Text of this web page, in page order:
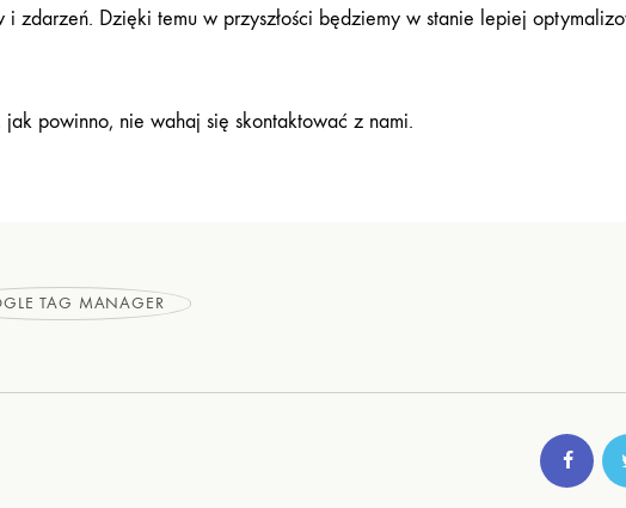
zdarzeń. Dzięki temu w przyszłości będziemy w stanie lepiej
powinno, nie wahaj się skontaktować z nami.
TAG MANAGER